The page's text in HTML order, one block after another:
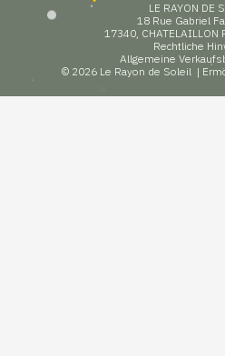
LE RAYON DE
18 Rue Gabriel
17340, CHATELAILLON
Rechtliche
Allgemeine
© 2026 Le Rayon de Soleil |